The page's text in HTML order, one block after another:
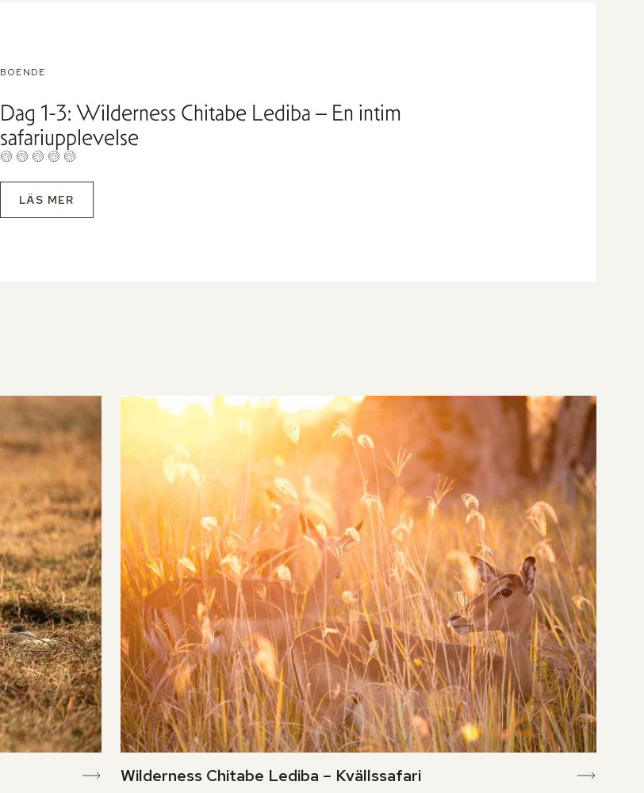
BOENDE
Dag 1-3: Wilderness Chitabe Lediba – En intim
safariupplevelse
LÄS MER
Wilderness Chitabe Lediba – Kvällssafari